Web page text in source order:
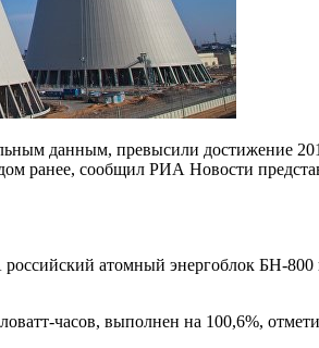
данным, превысили достижение
ранее, сообщил РИА Новости
атомный энергоблок БН-800
часов, выполнен на 100,6%,